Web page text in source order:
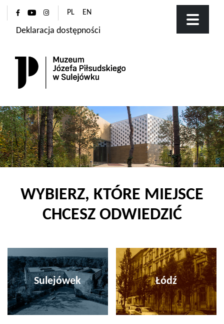
Deklaracja dostępności
PL EN
WYBIERZ, KTÓRE MIEJSCE
CHCESZ ODWIEDZIĆ
Sulejówek Łódź